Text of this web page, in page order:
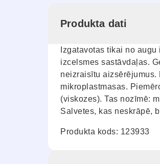
Produkta dati
Izgatavotas tikai no
izcelsmes sastāvdaļas.
neizraisītu aizsērējumus.
mikroplastmasas.
(viskozes). Tas nozīmē:
Salvetes, kas neskrāpē,
Produkta kods: 123933